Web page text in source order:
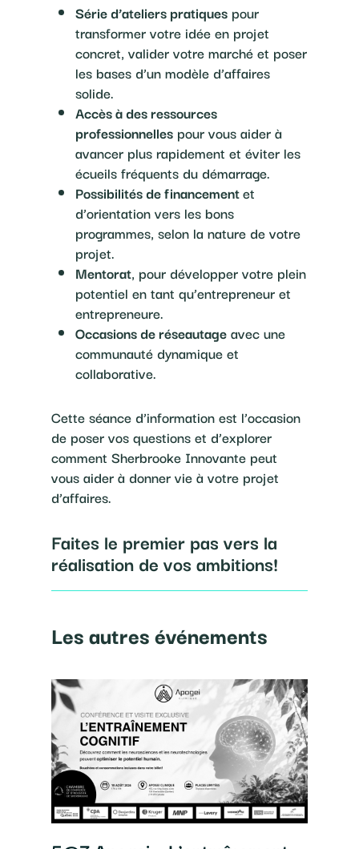
Série d’ateliers pratiques pour
transformer votre idée en projet
concret, valider votre marché et poser
les bases d’un modèle d’affaires
solide.
Accès à des ressources
professionnelles pour vous aider à
avancer plus rapidement et éviter les
écueils fréquents du démarrage.
Possibilités de financementet
d’orientation vers les bons
programmes, selon la nature de votre
projet.
Mentorat, pour développer votre plein
potentiel en tant qu’entrepreneur et
entrepreneure.
Occasions de réseautageavec une
communauté dynamique et
collaborative.
Cette séance d’information est l’occasion
de poser vos questions et d’explorer
comment Sherbrooke Innovante peut
vous aider à donner vie à votre projet
d’affaires.
Faites le premier pas vers la
réalisation de vos ambitions!
Les autres événements